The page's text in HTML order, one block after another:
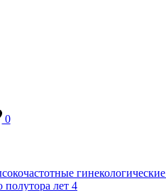
0
гинекологические
лет 4